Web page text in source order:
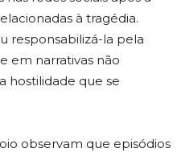
à tragédia.
responsabilizá-la pela
em narrativas não
hostilidade que se
observam que episódios